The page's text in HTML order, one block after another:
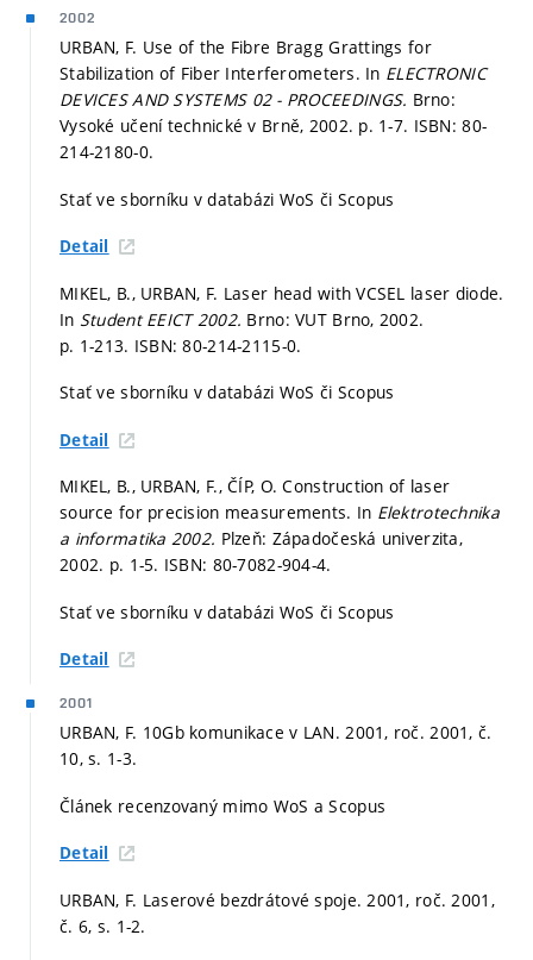
2002
URBAN, F. Use of the Fibre Bragg Grattings for
Stabilization of Fiber Interferometers. In ELECTRONIC
DEVICES AND SYSTEMS 02 - PROCEEDINGS. Brno:
Vysoké učení technické v Brně, 2002. p. 1-7. ISBN: 80-
214-2180-0.
Stať ve sborníku v databázi WoS či Scopus
Detail
MIKEL, B., URBAN, F. Laser head with VCSEL laser diode.
In Student EEICT 2002. Brno: VUT Brno, 2002.
p. 1-213. ISBN: 80-214-2115-0.
Stať ve sborníku v databázi WoS či Scopus
Detail
MIKEL, B., URBAN, F., ČÍP, O. Construction of laser
source for precision measurements. In Elektrotechnika
a informatika 2002. Plzeň: Západočeská univerzita,
2002. p. 1-5. ISBN: 80-7082-904-4.
Stať ve sborníku v databázi WoS či Scopus
Detail
2001
URBAN, F. 10Gb komunikace v LAN. 2001, roč. 2001, č.
10,s. 1-3.
Článek recenzovaný mimo WoS a Scopus
Detail
URBAN, F. Laserové bezdrátové spoje. 2001, roč. 2001,
č. 6, s. 1-2.